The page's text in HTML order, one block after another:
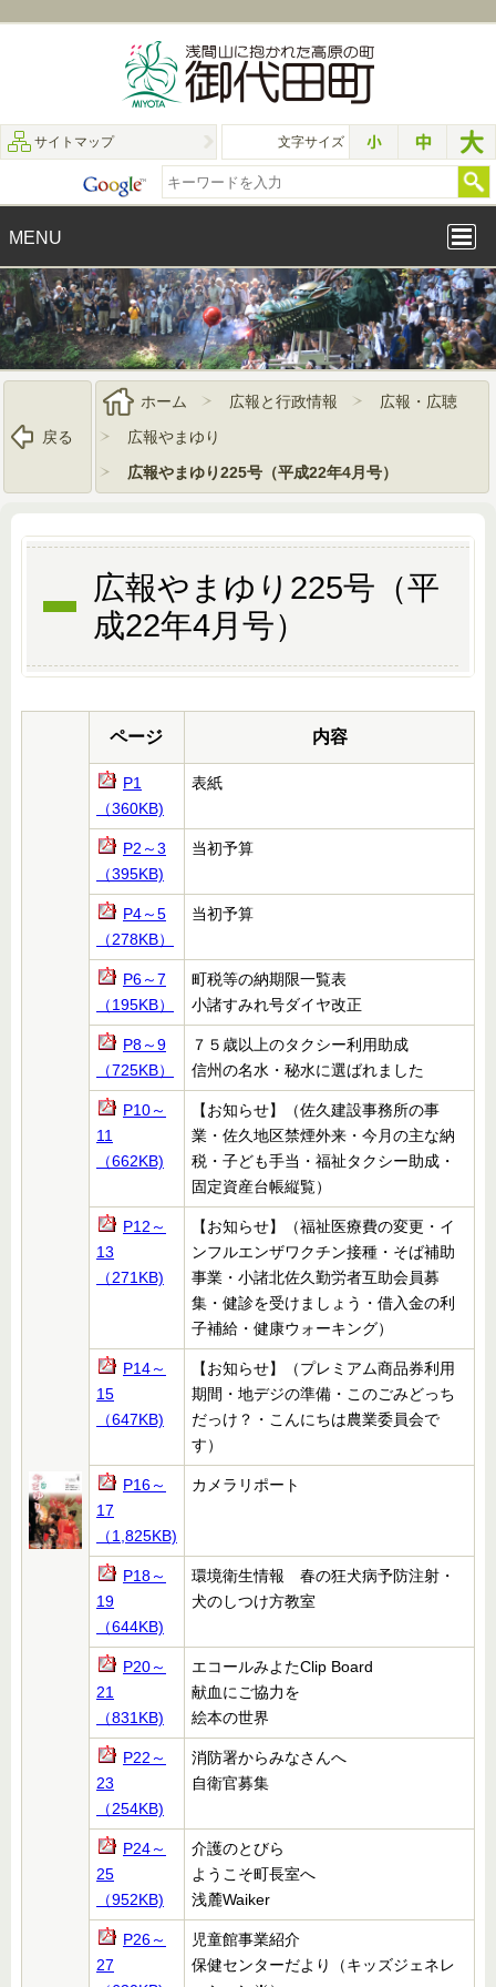
サイトマップ 文字サイズ
MENU
戻る
ホーム 広報と行政情報
広報・広聴
広報やまゆり
広報やまゆり225号（平成22年4月号）
広報やまゆり225号（平
成22年4月号）
ページ 内容
P1
（360KB)
表紙
P2～3
（395KB)
当初予算
P4～5
（278KB）
当初予算
P6～7
（195KB）
町税等の納期限一覧表
小諸すみれ号ダイヤ改正
P8～9
（725KB）
７５歳以上のタクシー利用助成
信州の名水・秘水に選ばれました
P10～
11
（662KB)
【お知らせ】（佐久建設事務所の事
業・佐久地区禁煙外来・今月の主な納
税・子ども手当・福祉タクシー助成・
固定資産台帳縦覧）
P12～
13
（271KB)
【お知らせ】（福祉医療費の変更・イ
ンフルエンザワクチン接種・そば補助
事業・小諸北佐久勤労者互助会員募
集・健診を受けましょう・借入金の利
子補給・健康ウォーキング）
P14～
15
（647KB)
【お知らせ】（プレミアム商品券利用
期間・地デジの準備・このごみどっち
だっけ？・こんにちは農業委員会で
す）
P16～
17
（1,825KB)
カメラリポート
P18～
19
（644KB)
環境衛生情報 春の狂犬病予防注射・
犬のしつけ方教室
P20～
21
（831KB)
エコールみよたClip Board
献血にご協力を
絵本の世界
P22～
23
（254KB)
消防署からみなさんへ
自衛官募集
P24～
25
（952KB)
介護のとびら
ようこそ町長室へ
浅麓Waiker
P26～
27
児童館事業紹介
保健センターだより（キッズジェネレ